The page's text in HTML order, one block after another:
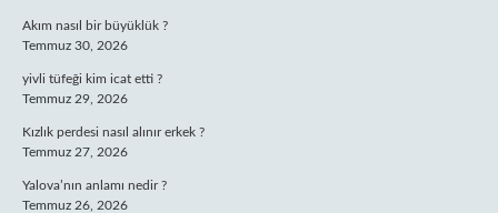
Akım nasıl bir büyüklük ?
Temmuz 30, 2026
yivli tüfeği kim icat etti ?
Temmuz 29, 2026
Kızlık perdesi nasıl alınır erkek ?
Temmuz 27, 2026
Yalova’nın anlamı nedir ?
Temmuz 26, 2026